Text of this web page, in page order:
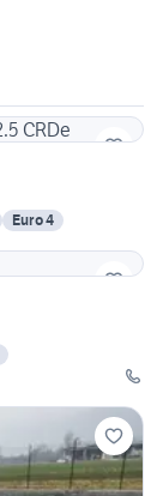
Euro 4